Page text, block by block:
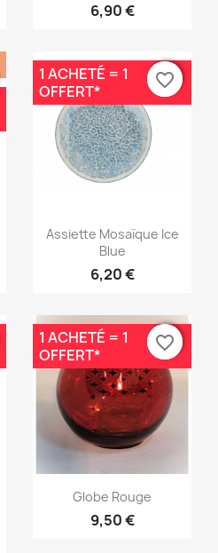
6,90 €
Aperçu rapide
Assiette Mosaïque Ice
Blue
6,20 €
1 ACHETÉ = 1
OFFERT*
favorite_border
favorite_border
Aperçu rapide
Globe Rouge
9,50 €
1 ACHETÉ = 1
OFFERT*
favorite_border
favorite_border